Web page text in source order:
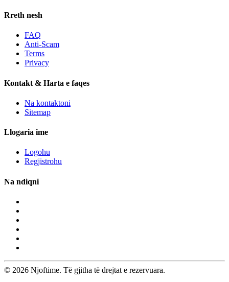
Rreth nesh
FAQ
Anti-Scam
Terms
Privacy
Kontakt & Harta e faqes
Na kontaktoni
Sitemap
Llogaria ime
Logohu
Regjistrohu
Na ndiqni
© 2026 Njoftime. Të gjitha të drejtat e rezervuara.